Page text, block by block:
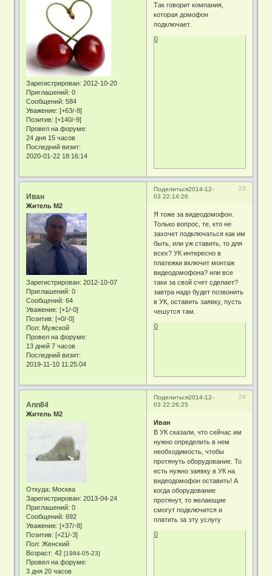
Зарегистрирован: 2012-10-20
Приглашений: 0
Сообщений: 584
Уважение: [+63/-8]
Позитив: [+140/-9]
Провел на форуме:
24 дня 15 часов
Последний визит:
2020-01-22 18:16:14
Так говорит компания,
которая домофон
подключает.
0
Поделиться 23
2014-12-
03 22:14:26
Иван
Житель М2
Зарегистрирован: 2012-10-07
Приглашений: 0
Сообщений: 64
Уважение: [+1/-0]
Позитив: [+0/-0]
Пол: Мужской
Провел на форуме:
13 дней 7 часов
Последний визит:
2019-11-10 11:25:04
Я тоже за видеодомофон.
Только вопрос, те, кто не
захочет подключаться как им
быть, или уж ставить, то для
всех? УК интересно в
платежки включит монтаж
видеодомофона? или все
таки за свой счет сделает?
завтра надо будет позвонить
в УК, оставить заявку, пусть
чешутся там.
0
Поделиться 24
2014-12-
03 22:26:25
Ann84
Житель М2
Откуда: Москва
Зарегистрирован: 2013-04-24
Приглашений: 0
Сообщений: 692
Уважение: [+37/-8]
Позитив: [+21/-3]
Пол: Женский
Возраст: 42[1984-05-23]
Провел на форуме:
3 дня 20 часов
Иван
В УК сказали, что сейчас им
нужно определить в нем
необходимость, чтобы
протянуть оборудование. То
есть нужно заявку в УК на
видеодомофон оставить! А
когда оборудование
протянут, то желающие
смогут подключится и
платить за эту услугу
0